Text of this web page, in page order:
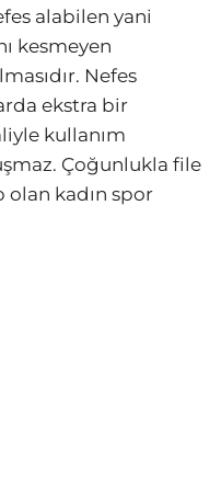
alabilen yani
kesmeyen
Nefes
ekstra bir
kullanım
Çoğunlukla file
olan kadın spor